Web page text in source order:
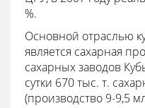
%.
Основной отраслью
является сахарная
сахарных заводов
сутки 670 тыс. т.
(производство 9-9,5